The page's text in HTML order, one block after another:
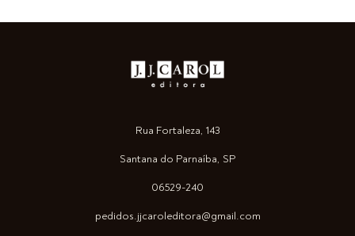
Rua Fortaleza, 143
Santana do Parnaíba, SP
06529-240
pedidos.jjcaroleditora@gmail.com